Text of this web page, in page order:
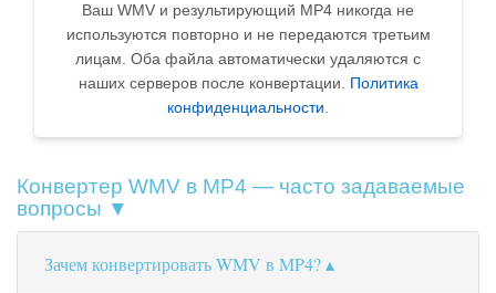
Ваш WMV и результирующий MP4 никогда не
используются повторно и не передаются третьим
лицам. Оба файла автоматически удаляются с
наших серверов после конвертации. Политика
конфиденциальности.
Конвертер WMV в MP4 — часто задаваемые
вопросы ▼
Зачем конвертировать WMV в MP4?